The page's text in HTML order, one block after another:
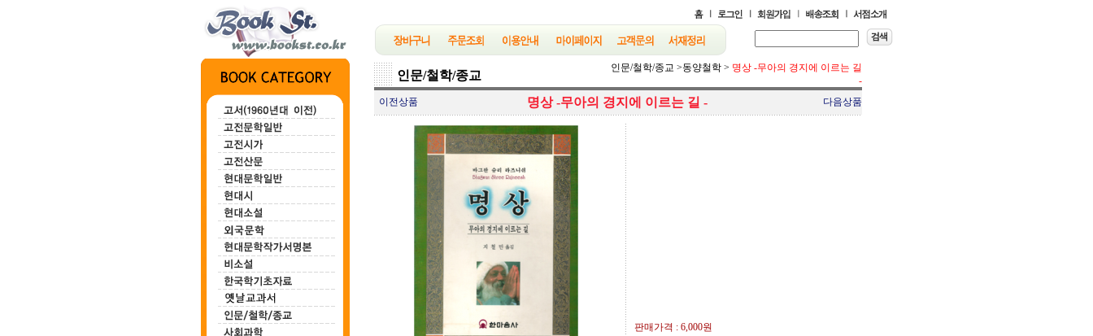
인문/철학/종교
인문/철학/종교 >동양철학 > 명상 -무아의 경지에 이르는 길
-
이전상품
명상 -무아의 경지에 이르는 길 - 다음상품
판매가격 : 6,000원